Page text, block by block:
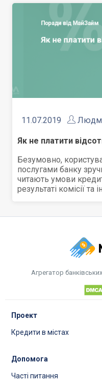
11.07.2019
Як не платити
Безумовно,
послугами банку
читають умови
результаті комісії та
Агрегатор
Проект
Кредити в містах
Допомога
Часті питання